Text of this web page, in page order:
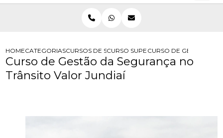
HOMECATEGORIASCURSOS DE SEGURANCA NO TRANSITO
CURSO SUPERIOR DE TECNOLOGIA
CURSO DE GESTAO DA
Curso de Gestão da Segurança no
Trânsito Valor Jundiaí